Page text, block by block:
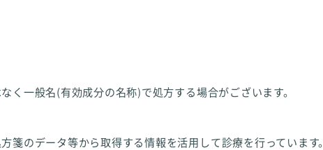
一般名(有効成分の名称)で処方する場合がございます。
のデータ等から取得する情報を活用して診療を行っています。